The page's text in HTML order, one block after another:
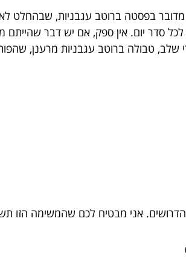
בפסטה ברוטב עגבניות,
סדר יום. אין ספק, אם יש דבר
טבולה ברוטב עגבניות מרענן,
הדרושים. אני מבטיח לכם שהמשימה הזו